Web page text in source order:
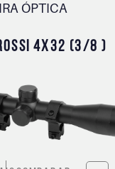
ÓPTICA
4X32 (3/8 )